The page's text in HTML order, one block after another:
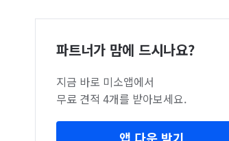
파트너가 맘에 드시나요?
지금 바로 미소앱에서
무료 견적 4개를 받아보세요.
앱 다운 받기